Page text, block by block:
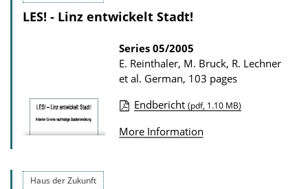
a
s
i
a
t
i
o
n
LES! - Linz entwickelt Stadt!
Series 05/2005
E. Reinthaler, M. Bruck, R. Lechner
et al. German, 103 pages
u
Endbericht (pdf, 1.10 MB)
More Information
Haus der Zukunft